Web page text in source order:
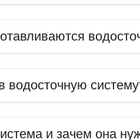
водосточную
и зачем она